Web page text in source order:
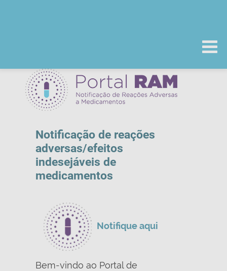
Notificação de reações
adversas/efeitos
indesejáveis de
medicamentos
Notifique aqui
Bem-vindo ao Portal de